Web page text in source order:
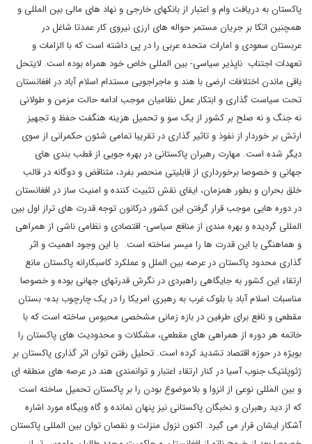
پاکستان به دریافت وام و اعتبار از بانکهای خارجی و نهاد های مالی بین المللی و
همچنین اتکا بر جریان مستمر حواله های ارزی نیروی کار عمدتا شاغل در
عربستان سعودی و امارات متحده عربی را در پی داشته است که با الزامات و
تعهدات اجتناب ناپذیر سیاسی- بین المللی خاص خود همراه بوده است. لایتحل
باقی ماندن اختلافات ارضی با هند و ماجراجویی مستدام اسلام آباد در افغانستان
تحت سیاست گذاری و ابتکار عمل نظامیان موجب ادامه حالت مزمن و طولانی
نه جنگ و نه صلح بر کشور از یک سو و تحمیل هزینه هنگفت حفظ و تجهیز
ارتش بر خوردار از نفوذ و تاثیر گذاری در تقریبا تمامی شئون حکمرانی از سوی
دیگر شده است. مهارت رهبران پاکستانی در بهره جویی از قطب بندی های
جهانی و خصوصا برخورداری از قابلیتی منحصر بفرد، متناقض و دوگانه در قالب
خلق بحران و بطور همزمان، ایفای نقش تثبیت کننده و امنیت ساز در افغانستان
در دوره هایی موجب قرار گرفتن این کشور درکانون توجه قدرت های تراز اول بین
المللی گردیده و بهره مندی از منافع سیاسی- اقتصادی و نظامی ناشی از همراهی
و هماهنگی با این قدرت ها را میسر ساخته است. با این وجود اهمیت و اثر
گذاری محدود پاکستان در عرصه بین الملل و عملکرد کاسبکارانه پاکستان مانع
ارتقاء این کشور به جایگاهی راهبردی در نگرش قدرتهای جهانی بوده و خصوصا
مناسبات اسلام آباد با بلوک غرب به رهبری امریکا را در یک چارچوب بده- بستان
مقطعی و نافع برای طرفین در بازه زمانی مشخصی محبوس ساخته است که با
خاتمه هر دوره از همراهی های مقطعی، مشکلات و محدودیت های پاکستان را
بویژه در حوزه اقتصاد تشدید کرده است. تحلیل رفتن توان اثر گذاری پاکستان بر
ژئوپلتیک جنوب آسیا در کنار ارتقاء اعتبار و توانمندی هند در عرصه های منطقه ای
و بین المللی نوعی از انزوا و بلاموضوع بودن را بر پاکستان تحمیل ساخته است
که از دید رهبران و نخبگان پاکستانی نیز پنهان نمانده و گاه وبیگاه مورد اشاره
آشکار ایشان قرار می گیرد. اکنون نزول منزلت و نقصان توان بین المللی پاکستان